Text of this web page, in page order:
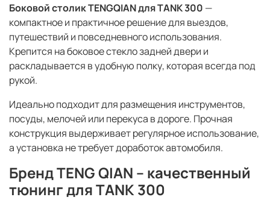
Боковой столик TENGQIAN для TANK 300 —
компактное и практичное решение для выездов,
путешествий и повседневного использования.
Крепится на боковое стекло задней двери и
раскладывается в удобную полку, которая всегда под
рукой.
Идеально подходит для размещения инструментов,
посуды, мелочей или перекуса в дороге. Прочная
конструкция выдерживает регулярное использование,
а установка не требует доработок автомобиля.
Бренд TENG QIAN – качественный
тюнинг для TANK 300